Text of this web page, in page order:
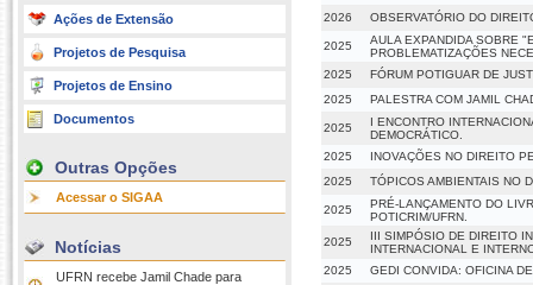
Ações de Extensão
Projetos de Pesquisa
Projetos de Ensino
Documentos
Outras Opções
Acessar o SIGAA
Notícias
UFRN recebe Jamil Chade para
2026
OBSERVATÓRIO DO
2025
AULA EXPANDIDA SOBRE
PROBLEMATIZAÇÕES
2025
FÓRUM POTIGUAR DE
2025
PALESTRA COM JAMIL
2025
I ENCONTRO
DEMOCRÁTICO.
2025
INOVAÇÕES NO DIREITO
2025
TÓPICOS AMBIENTAIS NO
2025
PRÉ-LANÇAMENTO DO
POTICRIM/UFRN.
2025
III SIMPÓSIO DE DIREITO
INTERNACIONAL E
2025
GEDI CONVIDA: OFICINA